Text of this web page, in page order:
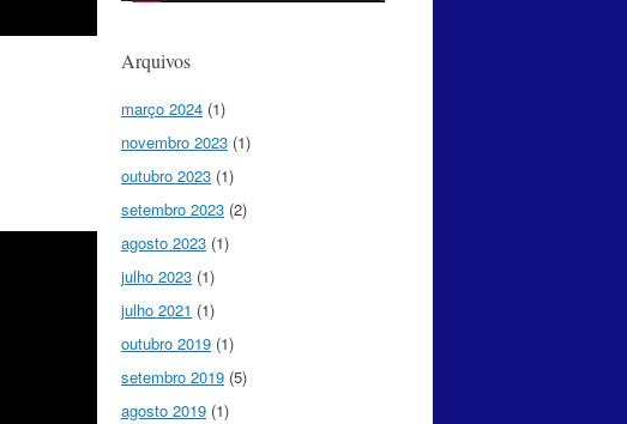
Arquivos
março 2024 (1)
novembro 2023 (1)
outubro 2023 (1)
setembro 2023 (2)
agosto 2023 (1)
julho 2023 (1)
julho 2021 (1)
outubro 2019 (1)
setembro 2019 (5)
agosto 2019 (1)